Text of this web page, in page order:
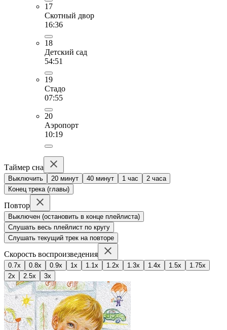
17
Скотный двор
16:36
18
Детский сад
54:51
19
Стадо
07:55
20
Аэропорт
10:19
Таймер сна
Выключить 20 минут 40 минут 1 час
2 часа
Конец трека (главы)
Повтор
Выключен (остановить в конце плейлиста)
Слушать весь плейлист по кругу
Слушать текущий трек на повторе
Скорость воспроизведения
0.7x 0.8x 0.9x 1x 1.1x 1.2x 1.3x 1.4x 1.5x
1.75x
2x
2.5x 3x